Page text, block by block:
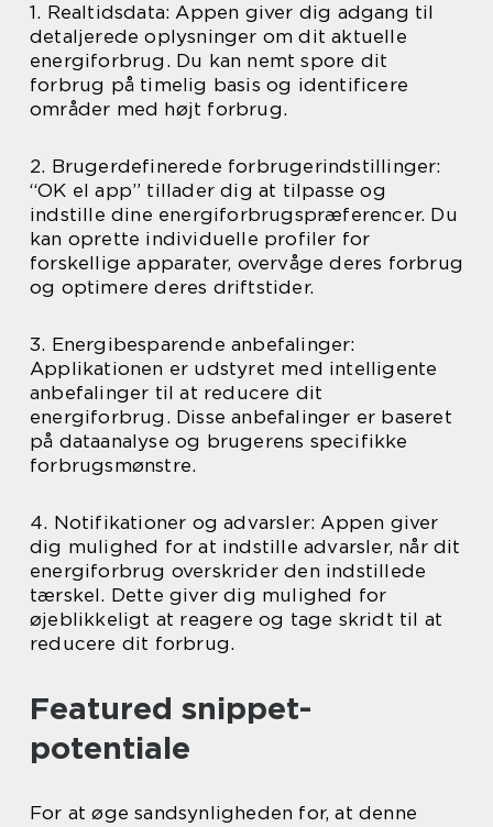
1. Realtidsdata: Appen giver dig adgang til
detaljerede oplysninger om dit aktuelle
energiforbrug. Du kan nemt spore dit
forbrug på timelig basis og identificere
områder med højt forbrug.
2. Brugerdefinerede forbrugerindstillinger:
“OK el app” tillader dig at tilpasse og
indstille dine energiforbrugspræferencer. Du
kan oprette individuelle profiler for
forskellige apparater, overvåge deres forbrug
og optimere deres driftstider.
3. Energibesparende anbefalinger:
Applikationen er udstyret med intelligente
anbefalinger til at reducere dit
energiforbrug. Disse anbefalinger er baseret
på dataanalyse og brugerens specifikke
forbrugsmønstre.
4. Notifikationer og advarsler: Appen giver
dig mulighed for at indstille advarsler, når dit
energiforbrug overskrider den indstillede
tærskel. Dette giver dig mulighed for
øjeblikkeligt at reagere og tage skridt til at
reducere dit forbrug.
Featured snippet-
potentiale
For at øge sandsynligheden for, at denne